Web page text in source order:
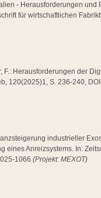
- Herausforderungen und
für wirtschaftlichen
F.: Herausforderungen der
120(2025)1, S. 236-240,
industrieller
eines Anreizsystems. In:
1066(Projekt: MEXOT)